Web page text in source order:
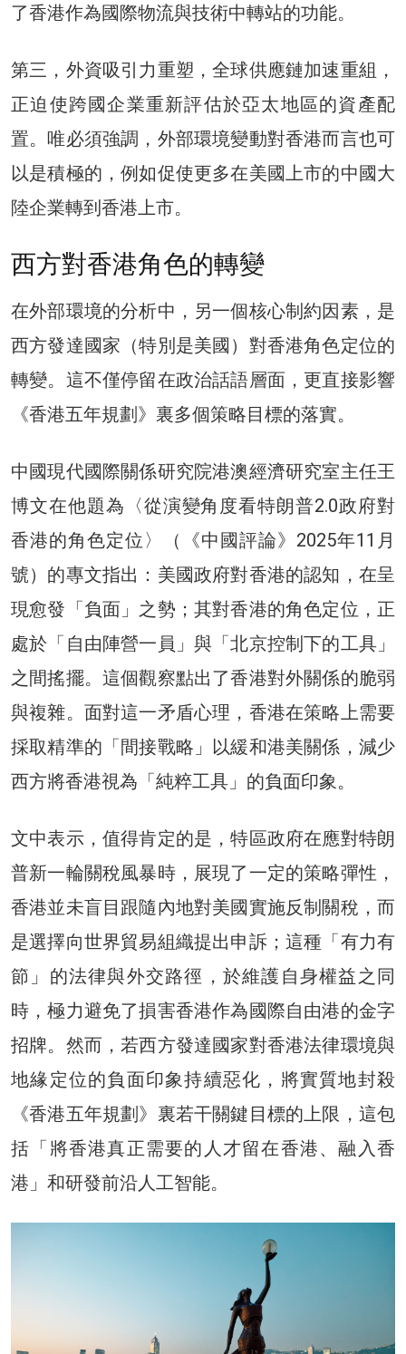
了香港作為國際物流與技術中轉站的功能。
第三，外資吸引力重塑，全球供應鏈加速重組，
正迫使跨國企業重新評估於亞太地區的資產配
置。唯必須強調，外部環境變動對香港而言也可
以是積極的，例如促使更多在美國上市的中國大
陸企業轉到香港上市。
西方對香港角色的轉變
在外部環境的分析中，另一個核心制約因素，是
西方發達國家（特別是美國）對香港角色定位的
轉變。這不僅停留在政治話語層面，更直接影響
《香港五年規劃》裏多個策略目標的落實。
中國現代國際關係研究院港澳經濟研究室主任王
博文在他題為〈從演變角度看特朗普2.0政府對
香港的角色定位〉（《中國評論》2025年11月
號）的專文指出：美國政府對香港的認知，在呈
現愈發「負面」之勢；其對香港的角色定位，正
處於「自由陣營一員」與「北京控制下的工具」
之間搖擺。這個觀察點出了香港對外關係的脆弱
與複雜。面對這一矛盾心理，香港在策略上需要
採取精準的「間接戰略」以緩和港美關係，減少
西方將香港視為「純粹工具」的負面印象。
文中表示，值得肯定的是，特區政府在應對特朗
普新一輪關稅風暴時，展現了一定的策略彈性，
香港並未盲目跟隨內地對美國實施反制關稅，而
是選擇向世界貿易組織提出申訴；這種「有力有
節」的法律與外交路徑，於維護自身權益之同
時，極力避免了損害香港作為國際自由港的金字
招牌。然而，若西方發達國家對香港法律環境與
地緣定位的負面印象持續惡化，將實質地封殺
《香港五年規劃》裏若干關鍵目標的上限，這包
括「將香港真正需要的人才留在香港、融入香
港」和研發前沿人工智能。